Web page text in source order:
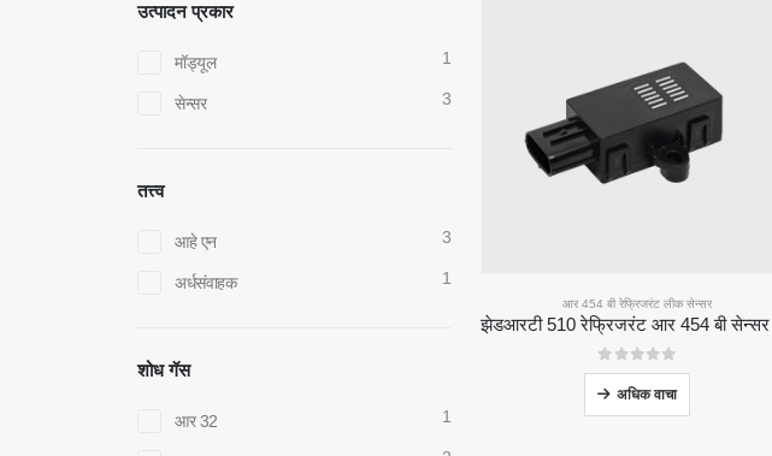
आर 454 बी रेफ्रिजरंट लीक सेन्सर
05 पैकी
अधिक वाचा
उत्पादन प्रकार
मॉड्यूल 1
सेन्सर 3
तत्त्व
आहे एन 3
अर्धसंवाहक 1
शोध गॅस
आर 32 1